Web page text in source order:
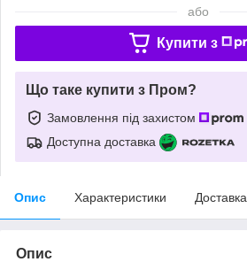
або
Купити з
Що таке купити з Пром?
Замовлення під захистом
Доступна доставка
Опис Характеристики Доставка
Опис